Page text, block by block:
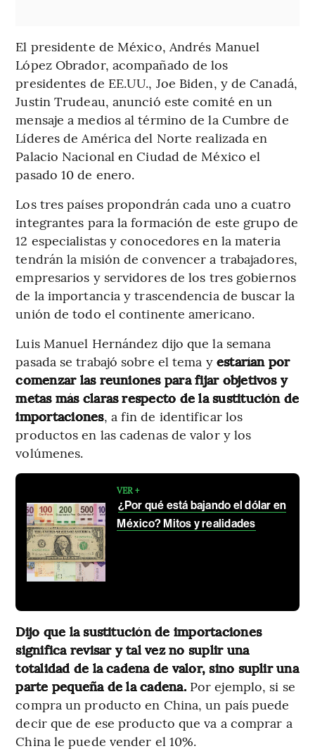
El presidente de México, Andrés Manuel
López Obrador, acompañado de los
presidentes de EE.UU., Joe Biden, y de Canadá,
Justin Trudeau, anunció este comité en un
mensaje a medios al término de la Cumbre de
Líderes de América del Norte realizada en
Palacio Nacional en Ciudad de México el
pasado 10 de enero.
Los tres países propondrán cada uno a cuatro
integrantes para la formación de este grupo de
12 especialistas y conocedores en la materia
tendrán la misión de convencer a trabajadores,
empresarios y servidores de los tres gobiernos
de la importancia y trascendencia de buscar la
unión de todo el continente americano.
Luis Manuel Hernández dijo que la semana
pasada se trabajó sobre el tema y estarían por
comenzar las reuniones para fijar objetivos y
metas más claras respecto de la sustitución de
importaciones, a fin de identificar los
productos en las cadenas de valor y los
volúmenes.
VER +
¿Por qué está bajando el dólar en
México? Mitos y realidades
Dijo que la sustitución de importaciones
significa revisar y tal vez no suplir una
totalidad de la cadena de valor, sino suplir una
parte pequeña de la cadena.Por ejemplo, si se
compra un producto en China, un país puede
decir que de ese producto que va a comprar a
China le puede vender el 10%.